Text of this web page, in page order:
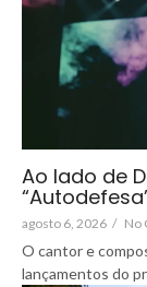
Ao lado de
agosto 6, 2026 / No
O cantor e
lançamentos do